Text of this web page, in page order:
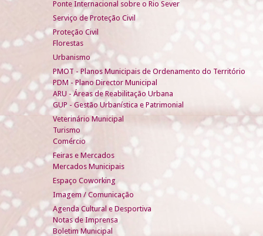
Ponte Internacional sobre o Rio Sever
Serviço de Proteção Civil
Proteção Civil
Florestas
Urbanismo
PMOT - Planos Municipais de Ordenamento do Território
PDM - Plano Director Municipal
ARU - Áreas de Reabilitação Urbana
GUP - Gestão Urbanística e Patrimonial
Veterinário Municipal
Turismo
Comércio
Feiras e Mercados
Mercados Municipais
Espaço Coworking
Imagem / Comunicação
Agenda Cultural e Desportiva
Notas de Imprensa
Boletim Municipal